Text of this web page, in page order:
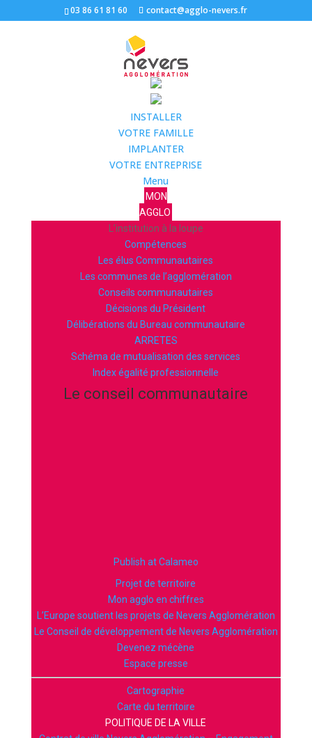
03 86 61 81 60 contact@agglo-nevers.fr
INSTALLER
VOTRE FAMILLE
IMPLANTER
VOTRE ENTREPRISE
Menu
MON
AGGLO
L’institution à la loupe
Compétences
Les élus Communautaires
Les communes de l’agglomération
Conseils communautaires
Décisions du Président
Délibérations du Bureau communautaire
ARRETES
Schéma de mutualisation des services
Index égalité professionnelle
Le conseil communautaire
Publish at Calameo
Projet de territoire
Mon agglo en chiffres
L’Europe soutient les projets de Nevers Agglomération
Le Conseil de développement de Nevers Agglomération
Devenez mécène
Espace presse
Cartographie
Carte du territoire
POLITIQUE DE LA VILLE